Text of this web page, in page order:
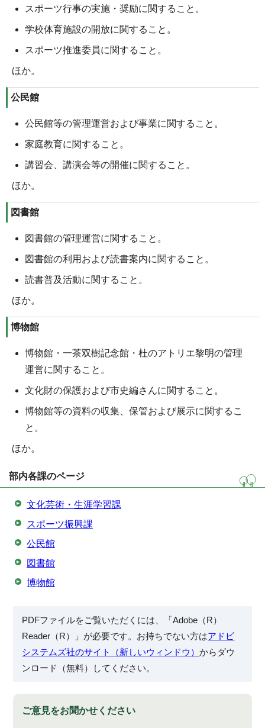
スポーツ行事の実施・奨励に関すること。
学校体育施設の開放に関すること。
スポーツ推進委員に関すること。
ほか。
公民館
公民館等の管理運営および事業に関すること。
家庭教育に関すること。
講習会、講演会等の開催に関すること。
ほか。
図書館
図書館の管理運営に関すること。
図書館の利用および読書案内に関すること。
読書普及活動に関すること。
ほか。
博物館
博物館・一茶双樹記念館・杜のアトリエ黎明の管理
運営に関すること。
文化財の保護および市史編さんに関すること。
博物館等の資料の収集、保管および展示に関するこ
と。
ほか。
部内各課のページ
文化芸術・生涯学習課
スポーツ振興課
公民館
図書館
博物館
PDFファイルをご覧いただくには、「Adobe（R）
Reader（R）」が必要です。お持ちでない方はアドビ
システムズ社のサイト（新しいウィンドウ）からダウ
ンロード（無料）してください。
ご意見をお聞かせください